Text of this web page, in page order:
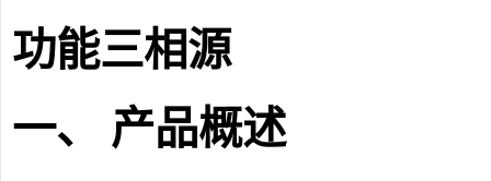
功能三相源
一、
产品概述